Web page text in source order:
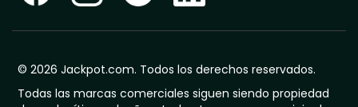
© 2026 Jackpot.com. Todos los derechos reservados.
Todas las marcas comerciales siguen siendo propiedad